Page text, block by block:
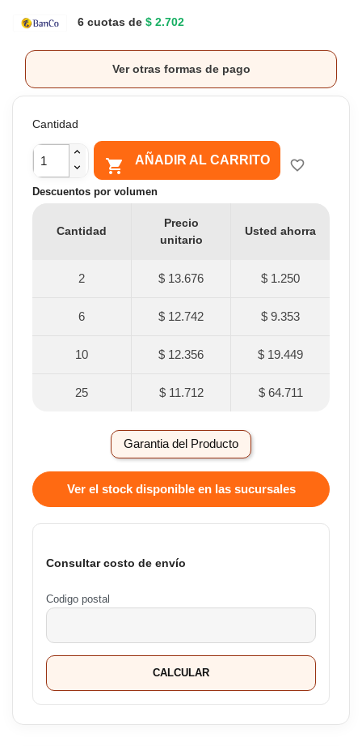
6 cuotas de $ 2.702
Ver otras formas de pago
Cantidad
 AÑADIR AL CARRITO favorite_border
Descuentos por volumen
Cantidad
Precio
unitario
Usted ahorra
2 $ 13.676 $ 1.250
6 $ 12.742 $ 9.353
10 $ 12.356 $ 19.449
25 $ 11.712 $ 64.711
Garantia del Producto
Ver el stock disponible en las sucursales
Consultar costo de envío
Codigo postal
CALCULAR